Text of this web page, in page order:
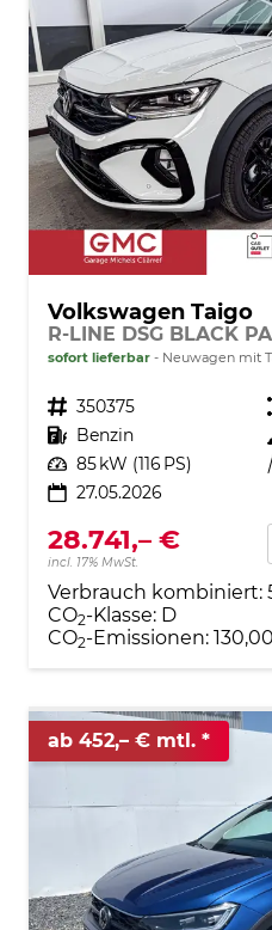
Volkswagen Taigo
R-LINE DSG BLACK
sofort lieferbar Neuwagen mit
Fahrzeugnr. 350375
Kraftstoff Benzin
Leistung 85 kW (116 PS)
27.05.2026
28.741,– €
incl. 17% MwSt.
Verbrauch kombiniert:
CO2-Klasse: D
CO2-Emissionen:
ab 452,– € mtl.